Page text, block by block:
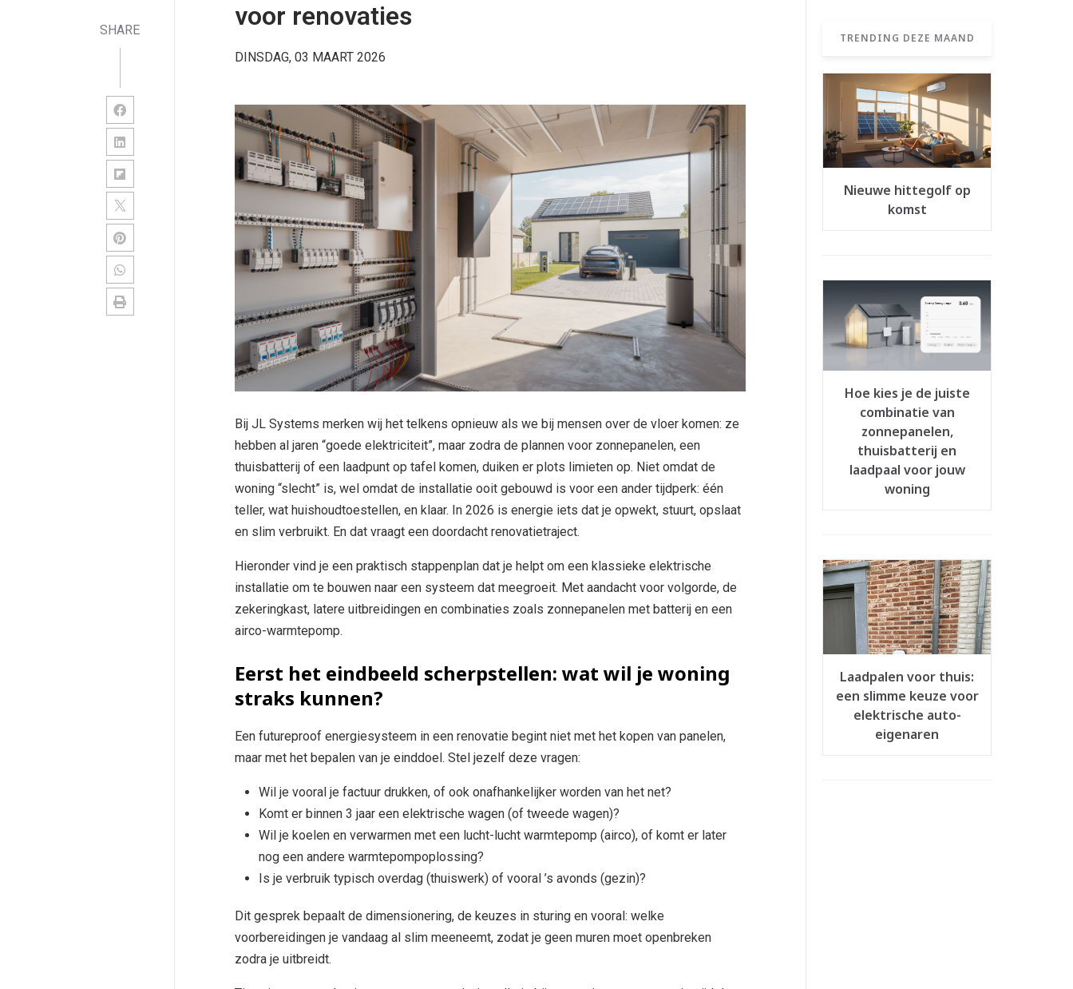
SHARE
voor renovaties
DINSDAG, 03 MAART 2026
Bij JL Systems merken wij het telkens opnieuw als we bij mensen over de vloer komen: ze
hebben al jaren “goede elektriciteit”, maar zodra de plannen voor zonnepanelen, een
thuisbatterij of een laadpunt op tafel komen, duiken er plots limieten op. Niet omdat de
woning “slecht” is, wel omdat de installatie ooit gebouwd is voor een ander tijdperk: één
teller, wat huishoudtoestellen, en klaar. In 2026 is energie iets dat je opwekt, stuurt, opslaat
en slim verbruikt. En dat vraagt een doordacht renovatietraject.
Hieronder vind je een praktisch stappenplan dat je helpt om een klassieke elektrische
installatie om te bouwen naar een systeem dat meegroeit. Met aandacht voor volgorde, de
zekeringkast, latere uitbreidingen en combinaties zoals zonnepanelen met batterij en een
airco-warmtepomp.
Eerst het eindbeeld scherpstellen: wat wil je woning
straks kunnen?
Een futureproof energiesysteem in een renovatie begint niet met het kopen van panelen,
maar met het bepalen van je einddoel. Stel jezelf deze vragen:
Wil je vooral je factuur drukken, of ook onafhankelijker worden van het net?
Komt er binnen 3 jaar een elektrische wagen (of tweede wagen)?
Wil je koelen en verwarmen met een lucht-lucht warmtepomp (airco), of komt er later
nog een andere warmtepompoplossing?
Is je verbruik typisch overdag (thuiswerk) of vooral ’s avonds (gezin)?
Dit gesprek bepaalt de dimensionering, de keuzes in sturing en vooral: welke
voorbereidingen je vandaag al slim meeneemt, zodat je geen muren moet openbreken
zodra je uitbreidt.
TRENDING DEZE MAAND
Nieuwe hittegolf op
komst
Hoe kies je de juiste
combinatie van
zonnepanelen,
thuisbatterij en
laadpaal voor jouw
woning
Laadpalen voor thuis:
een slimme keuze voor
elektrische auto-
eigenaren